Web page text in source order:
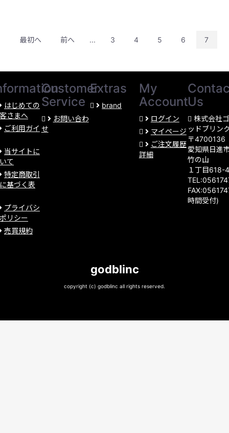
最初へ 前へ ... 3 4 5 6 7
はじめての
さまへ
ご利用ガイ
当サイトに
て
特定商取引
基づく表
プライバシ
リシー
売買規約
Customer
Service
お問い合わ
せ
Extras
brand
My
Account
ログイン
マイページ
ご注文履歴
詳細
Us
株式会社
ッドブリン
〒4700136
愛知県日進
竹の山
１丁目618-
時間受付)
godblinc
copyright (c) godblinc all rights reserved.